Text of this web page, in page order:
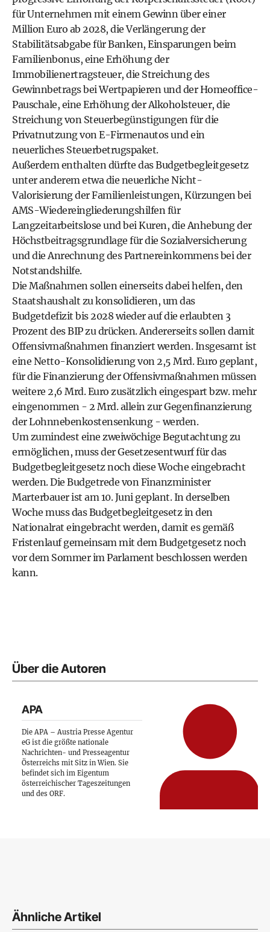
für Unternehmen mit einem Gewinn über einer
Million Euro ab 2028, die Verlängerung der
Stabilitätsabgabe für Banken, Einsparungen beim
Familienbonus, eine Erhöhung der
Immobilienertragsteuer, die Streichung des
Gewinnbetrags bei Wertpapieren und der Homeoffice-
Pauschale, eine Erhöhung der Alkoholsteuer, die
Streichung von Steuerbegünstigungen für die
Privatnutzung von E-Firmenautos und ein
neuerliches Steuerbetrugspaket.
Außerdem enthalten dürfte das Budgetbegleitgesetz
unter anderem etwa die neuerliche Nicht-
Valorisierung der Familienleistungen, Kürzungen bei
AMS-Wiedereingliederungshilfen für
Langzeitarbeitslose und bei Kuren, die Anhebung der
Höchstbeitragsgrundlage für die Sozialversicherung
und die Anrechnung des Partnereinkommens bei der
Notstandshilfe.
Die Maßnahmen sollen einerseits dabei helfen, den
Staatshaushalt zu konsolidieren, um das
Budgetdefizit bis 2028 wieder auf die erlaubten 3
Prozent des BIP zu drücken. Andererseits sollen damit
Offensivmaßnahmen finanziert werden. Insgesamt ist
eine Netto-Konsolidierung von 2,5 Mrd. Euro geplant,
für die Finanzierung der Offensivmaßnahmen müssen
weitere 2,6 Mrd. Euro zusätzlich eingespart bzw. mehr
eingenommen - 2 Mrd. allein zur Gegenfinanzierung
der Lohnnebenkostensenkung - werden.
Um zumindest eine zweiwöchige Begutachtung zu
ermöglichen, muss der Gesetzesentwurf für das
Budgetbegleitgesetz noch diese Woche eingebracht
werden. Die Budgetrede von Finanzminister
Marterbauer ist am 10. Juni geplant. In derselben
Woche muss das Budgetbegleitgesetz in den
Nationalrat eingebracht werden, damit es gemäß
Fristenlauf gemeinsam mit dem Budgetgesetz noch
vor dem Sommer im Parlament beschlossen werden
kann.
Über die Autoren
APA
Die APA – Austria Presse Agentur
eG ist die größte nationale
Nachrichten- und Presseagentur
Österreichs mit Sitz in Wien. Sie
befindet sich im Eigentum
österreichischer Tageszeitungen
und des ORF.
Ähnliche Artikel